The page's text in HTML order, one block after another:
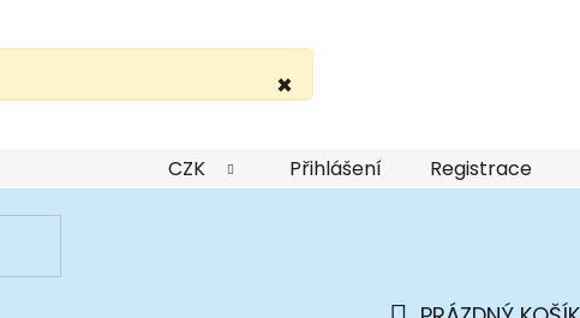
×
Podmínky ochrany osobních údajů
CZK Přihlášení Registrace